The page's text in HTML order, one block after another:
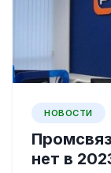
НОВОСТИ
нет в